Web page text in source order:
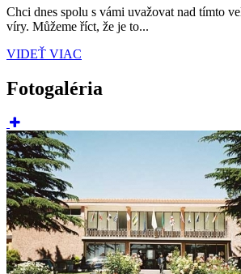
Chci dnes spolu s vámi uvažovat nad tímto
víry. Můžeme říct, že je to...
VIDEŤ VIAC
Fotogaléria